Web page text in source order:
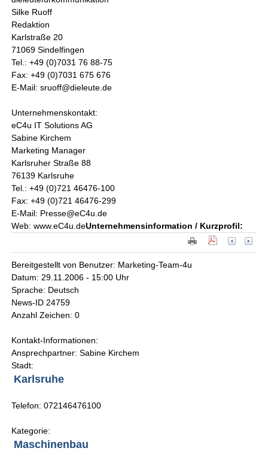
Silke Ruoff
Redaktion
Karlstraße 20
71069 Sindelfingen
Tel.: +49 (0)7031 76 88-75
Fax: +49 (0)7031 675 676
E-Mail: sruoff@dieleute.de
Unternehmenskontakt:
eC4u IT Solutions AG
Sabine Kirchem
Marketing Manager
Karlsruher Straße 88
76139 Karlsruhe
Tel.: +49 (0)721 46476-100
Fax: +49 (0)721 46476-299
E-Mail: Presse@eC4u.de
Web: www.eC4u.deUnternehmensinformation / Kurzprofil:
Bereitgestellt von Benutzer: Marketing-Team-4u
Datum: 29.11.2006 - 15:00 Uhr
Sprache: Deutsch
News-ID 24759
Anzahl Zeichen: 0
Kontakt-Informationen:
Ansprechpartner: Sabine Kirchem
Stadt:
Karlsruhe
Telefon: 072146476100
Kategorie:
Maschinenbau